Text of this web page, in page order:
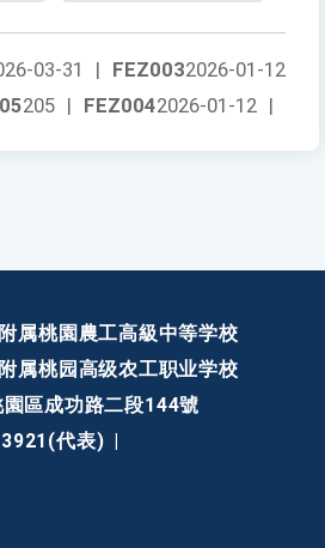
FEZ0032026-01-12
03-31
|
FEZ0042026-01-12 |
205 |
属桃園農工高級中等学校
属桃园高级农工职业学校
區成功路二段144號
代表)